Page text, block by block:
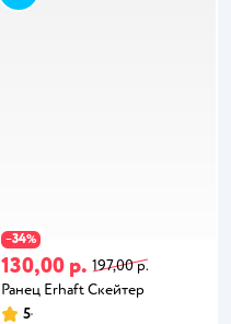
−34%
130,00 р. 197,00 р.
Ранец Erhaft Скейтер
5